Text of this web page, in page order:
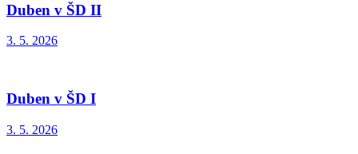
Duben v ŠD II
3. 5. 2026
Duben v ŠD I
3. 5. 2026